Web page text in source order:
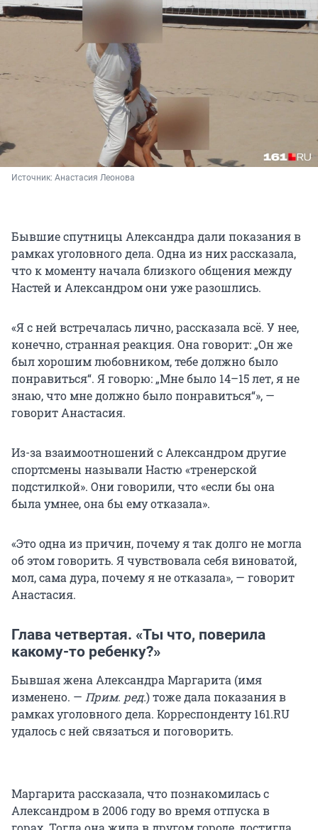
Источник: Анастасия Леонова
Бывшие спутницы Александра дали показания в
рамках уголовного дела. Одна из них рассказала,
что к моменту начала близкого общения между
Настей и Александром они уже разошлись.
«Я с ней встречалась лично, рассказала всё. У нее,
конечно, странная реакция. Она говорит: „Он же
был хорошим любовником, тебе должно было
понравиться“. Я говорю: „Мне было 14–15 лет, я не
знаю, что мне должно было понравиться“», —
говорит Анастасия.
Из-за взаимоотношений с Александром другие
спортсмены называли Настю «тренерской
подстилкой». Они говорили, что «если бы она
была умнее, она бы ему отказала».
«Это одна из причин, почему я так долго не могла
об этом говорить. Я чувствовала себя виноватой,
мол, сама дура, почему я не отказала», — говорит
Анастасия.
Глава четвертая. «Ты что, поверила
какому-то ребенку?»
Бывшая жена Александра Маргарита (имя
изменено. — Прим. ред.) тоже дала показания в
рамках уголовного дела. Корреспонденту 161.RU
удалось с ней связаться и поговорить.
Маргарита рассказала, что познакомилась с
Александром в 2006 году во время отпуска в